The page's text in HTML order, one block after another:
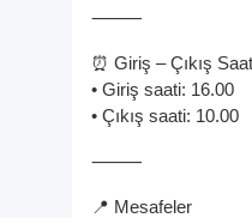
⸻
⏰ Giriş – Çıkış
• Giriş saati: 16.00
• Çıkış saati: 10.00
⸻
📍 Mesafeler